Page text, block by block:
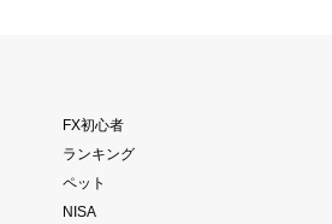
FX初心者
ランキング
ペット
NISA